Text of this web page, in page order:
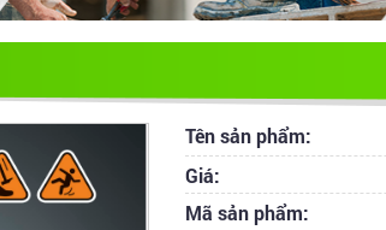
Tên sản phẩm:
Giá:
Mã sản phẩm: